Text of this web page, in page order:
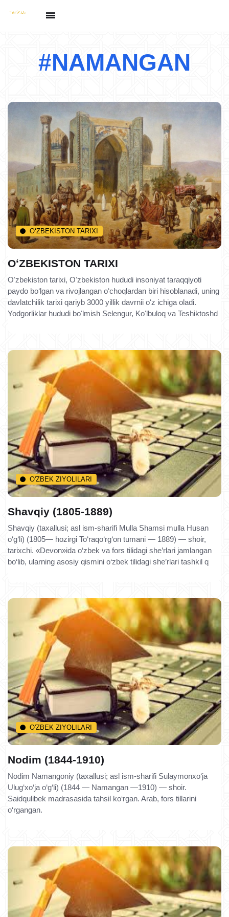
#NAMANGAN
O‘ZBEKISTON TARIXI
OʻZBEKISTON TARIXI
Oʻzbekiston tarixi, Oʻzbekiston hududi insoniyat taraqqiyoti
paydo boʻlgan va rivojlangan oʻchoqlardan biri hisoblanadi, uning
davlatchilik tarixi qariyb 3000 yillik davrnii oʻz ichiga oladi.
Yodgorliklar hududi boʻlmish Selengur, Koʻlbuloq va Teshiktoshd
O'ZBEK ZIYOLILARI
Shavqiy (1805-1889)
Shavqiy (taxallusi; asl ism-sharifi Mulla Shamsi mulla Husan
o‘g‘li) (1805— hozirgi To‘raqo‘rg‘on tumani — 1889) — shoir,
tarixchi. «Devon»ida o‘zbek va fors tilidagi she’rlari jamlangan
bo‘lib, ularning asosiy qismini o‘zbek tilidagi she’rlari tashkil q
O'ZBEK ZIYOLILARI
Nodim (1844-1910)
Nodim Namangoniy (taxallusi; asl ism-sharifi Sulaymonxo‘ja
Ulug‘xo‘ja o‘g‘li) (1844 — Namangan —1910) — shoir.
Saidqulibek madrasasida tahsil ko‘rgan. Arab, fors tillarini
o‘rgangan.